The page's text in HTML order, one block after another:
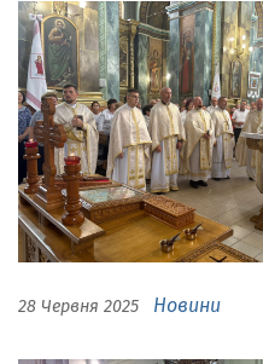
28 Червня 2025 Новини